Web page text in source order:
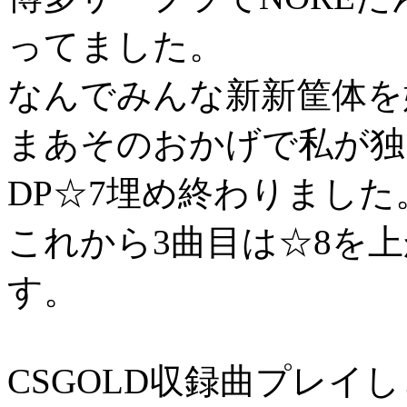
ってました。
なんでみんな新新筐体
まあそのおかげで私が
DP☆7埋め終わりました
これから3曲目は☆8を
す。
CSGOLD収録曲プレイ